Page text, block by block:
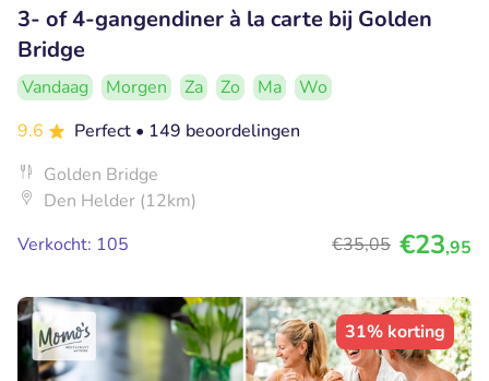
3- of 4-gangendiner à la carte bij Golden
Bridge
Vandaag Morgen Za Zo Ma
Wo
9.6
Perfect • 149 beoordelingen
Golden Bridge
Den Helder (12km)
Verkocht: 105
€35,05 €23,95
31% korting